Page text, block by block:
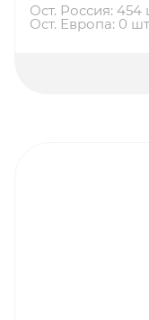
Ост. Россия: 454
Ост. Европа: 0